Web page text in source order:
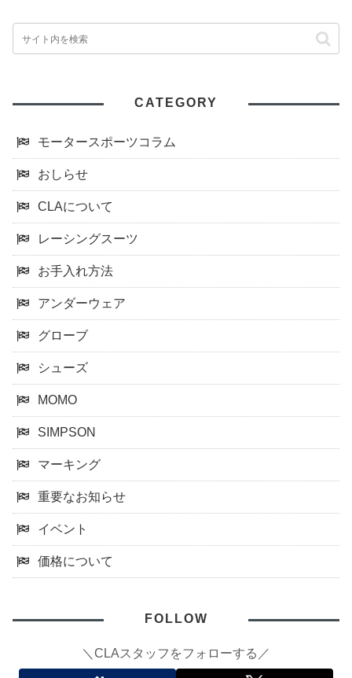
CATEGORY
モータースポーツコラム
おしらせ
CLAについて
レーシングスーツ
お手入れ方法
アンダーウェア
グローブ
シューズ
MOMO
SIMPSON
マーキング
重要なお知らせ
イベント
価格について
FOLLOW
＼CLAスタッフをフォローする／